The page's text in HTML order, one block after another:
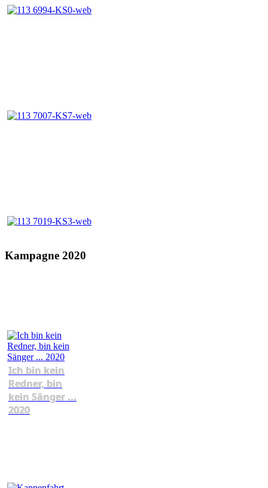
Kampagne 2020
Ich bin kein
Redner, bin
kein Sänger ...
2020